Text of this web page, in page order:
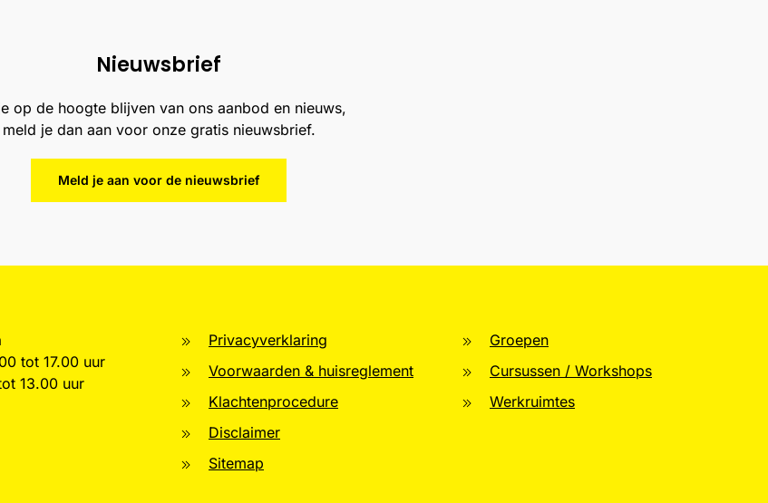
Nieuwsbrief
op de hoogte blijven van ons aanbod en nieuws,
meld je dan aan voor onze gratis nieuwsbrief.
Meld je aan voor de nieuwsbrief
tot 17.00 uur
13.00 uur
Privacyverklaring
Voorwaarden & huisreglement
Klachtenprocedure
Disclaimer
Sitemap
Groepen
Cursussen / Workshops
Werkruimtes